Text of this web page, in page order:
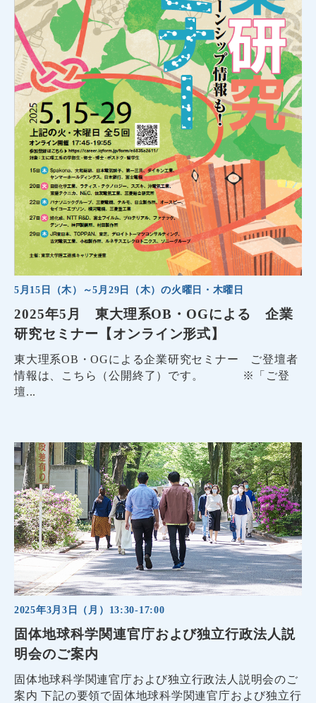
5月15日（木）～5月29日（木）の火曜日・木曜日
2025年5月 東大理系OB・OGによる 企業
研究セミナー【オンライン形式】
東大理系OB・OGによる企業研究セミナー ご登壇者
情報は、こちら（公開終了）です。 ※「ご登
壇...
2025年3月3日（月）13:30-17:00
固体地球科学関連官庁および独立行政法人説
明会のご案内
固体地球科学関連官庁および独立行政法人説明会のご
案内 下記の要領で固体地球科学関連官庁および独立行